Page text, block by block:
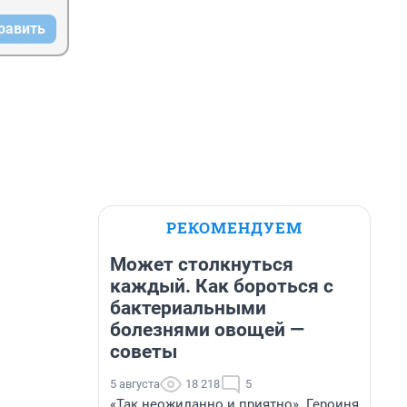
РЕКОМЕНДУЕМ
Может столкнуться
каждый. Как бороться с
бактериальными
болезнями овощей —
советы
5 августа 18 218 5